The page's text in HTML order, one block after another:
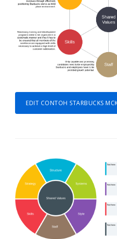
EDIT CONTOH STARBUCKS